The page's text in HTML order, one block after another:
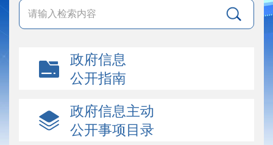
政府信息
公开指南
政府信息主动
公开事项目录